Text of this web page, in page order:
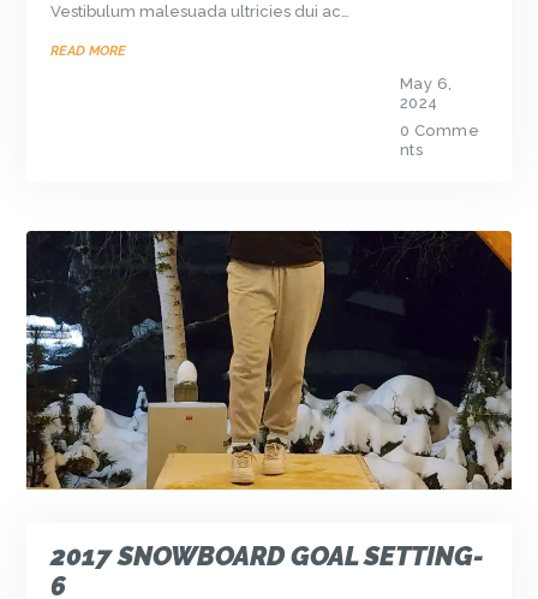
Vestibulum malesuada ultricies dui ac…
READ MORE
May 6,
2024
0 Comme
nts
2017 SNOWBOARD GOAL SETTING-
6